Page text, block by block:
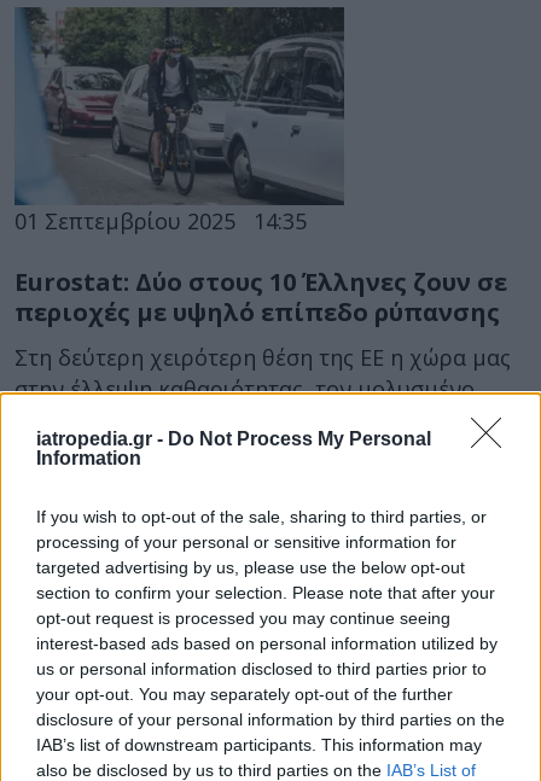
iatropedia.gr - Do Not Process My Personal
Information
If you wish to opt-out of the sale, sharing to third parties, or
processing of your personal or sensitive information for
targeted advertising by us, please use the below opt-out
section to confirm your selection. Please note that after your
opt-out request is processed you may continue seeing
interest-based ads based on personal information utilized by
us or personal information disclosed to third parties prior to
your opt-out. You may separately opt-out of the further
disclosure of your personal information by third parties on the
IAB’s list of downstream participants. This information may
also be disclosed by us to third parties on the IAB’s List of
01 Σεπτεμβρίου 2025 14:35
Eurostat: Δύο στους 10 Έλληνες ζουν σε
περιοχές με υψηλό επίπεδο ρύπανσης
Στη δεύτερη χειρότερη θέση της ΕΕ η χώρα μας
στην έλλειψη καθαριότητας, τον μολυσμένο
26 Ιουλίου 2025 13:02
Η ατμοσφαιρική ρύπανση επηρεάζει
τον εγκέφαλο – Τι κίνδυνος υπάρχει